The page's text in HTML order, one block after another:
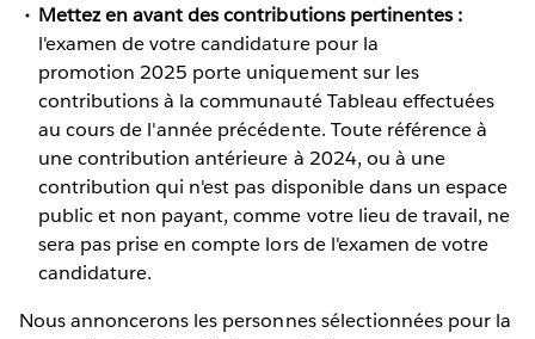
Mettez en avant des contributions pertinentes :
l'examen de votre candidature pour la
promotion 2025 porte uniquement sur les
contributions à la communauté Tableau effectuées
au cours de l'année précédente. Toute référence à
une contribution antérieure à 2024, ou à une
contribution qui n'est pas disponible dans un espace
public et non payant, comme votre lieu de travail, ne
sera pas prise en compte lors de l'examen de votre
candidature.
Nous annoncerons les personnes sélectionnées pour la